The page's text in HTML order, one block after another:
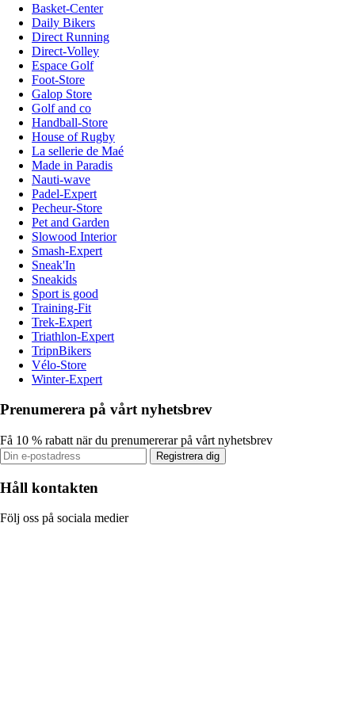
Basket-Center
Daily Bikers
Direct Running
Direct-Volley
Espace Golf
Foot-Store
Galop Store
Golf and co
Handball-Store
House of Rugby
La sellerie de Maé
Made in Paradis
Nauti-wave
Padel-Expert
Pecheur-Store
Pet and Garden
Slowood Interior
Smash-Expert
Sneak'In
Sneakids
Sport is good
Training-Fit
Trek-Expert
Triathlon-Expert
TripnBikers
Vélo-Store
Winter-Expert
Prenumerera på vårt nyhetsbrev
Få 10 % rabatt när du prenumererar på vårt nyhetsbrev
Registrera dig
Håll kontakten
Följ oss på sociala medier